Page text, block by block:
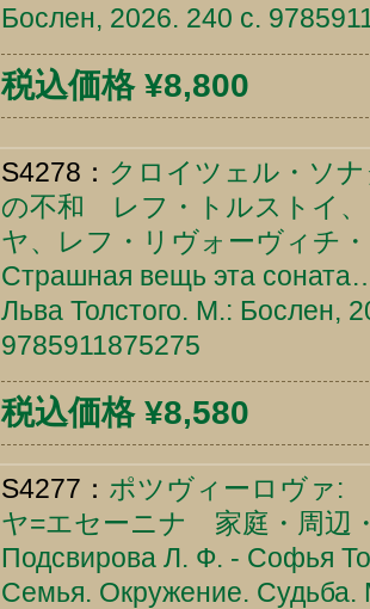
Бослен, 2026. 240 c.
税込価格 ¥8,800
S4278： クロイツェル・ソ
の不和 レフ・トルストイ
ヤ、レフ・リヴォーヴィチ
Страшная вещь эта
Льва Толстого. М.: Бослен,
9785911875275
税込価格 ¥8,580
S4277： ポツヴィーロヴァ:
ヤ=エセーニナ 家庭・周辺
Подсвирова Л. Ф. - Софья
Семья. Окружение. Судьба.